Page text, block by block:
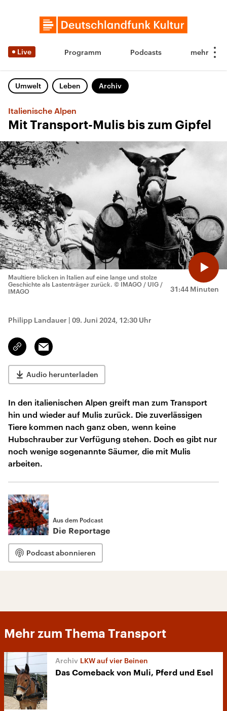
Live Programm Podcasts
Umwelt Leben Archiv
Italienische Alpen
Mit Transport-Mulis bis zum Gipfel
31:44 Minuten
Maultiere blicken in Italien auf eine lange und stolze
Geschichte als Lastenträger zurück. © IMAGO / UIG /
IMAGO
Philipp Landauer | 09. Juni 2024, 12:30 Uhr
Link
kopieren/teilen
Email
Audio herunterladen
In den italienischen Alpen greift man zum Transport
hin und wieder auf Mulis zurück. Die zuverlässigen
Tiere kommen nach ganz oben, wenn keine
Hubschrauber zur Verfügung stehen. Doch es gibt nur
noch wenige sogenannte Säumer, die mit Mulis
arbeiten.
Aus dem Podcast
Die Reportage
Podcast abonnieren
Mehr zum Thema Transport
LKW auf vier Beinen
Das Comeback von Muli, Pferd und Esel